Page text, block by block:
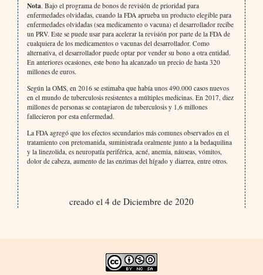
Nota. Bajo el programa de bonos de revisión de prioridad para
enfermedades olvidadas, cuando la FDA aprueba un producto elegible para
enfermedades olvidadas (sea medicamento o vacuna) el desarrollador recibe
un PRV. Este se puede usar para acelerar la revisión por parte de la FDA de
cualquiera de los medicamentos o vacunas del desarrollador. Como
alternativa, el desarrollador puede optar por vender su bono a otra entidad.
En anteriores ocasiones, este bono ha alcanzado un precio de hasta 320
millones de euros.
Según la OMS, en 2016 se estimaba que había unos 490.000 casos nuevos
en el mundo de tuberculosis resistentes a múltiples medicinas. En 2017, diez
millones de personas se contagiaron de tuberculosis y 1,6 millones
fallecieron por esta enfermedad.
La FDA agregó que los efectos secundarios más comunes observados en el
tratamiento con pretomanida, suministrada oralmente junto a la bedaquilina
y la linezolida, es neuropatía periférica, acné, anemia, náuseas, vómitos,
dolor de cabeza, aumento de las enzimas del hígado y diarrea, entre otros.
creado el 4 de Diciembre de 2020